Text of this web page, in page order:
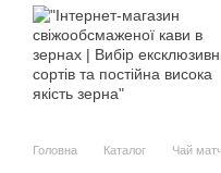
Перейти до основного
Головна Каталог Чай